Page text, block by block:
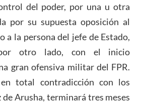
del poder, por una u otra
por su supuesta oposición al
a la persona del jefe de Estado,
por otro lado, con el inicio
gran ofensiva militar del FPR.
total contradicción con los
de Arusha, terminará tres meses